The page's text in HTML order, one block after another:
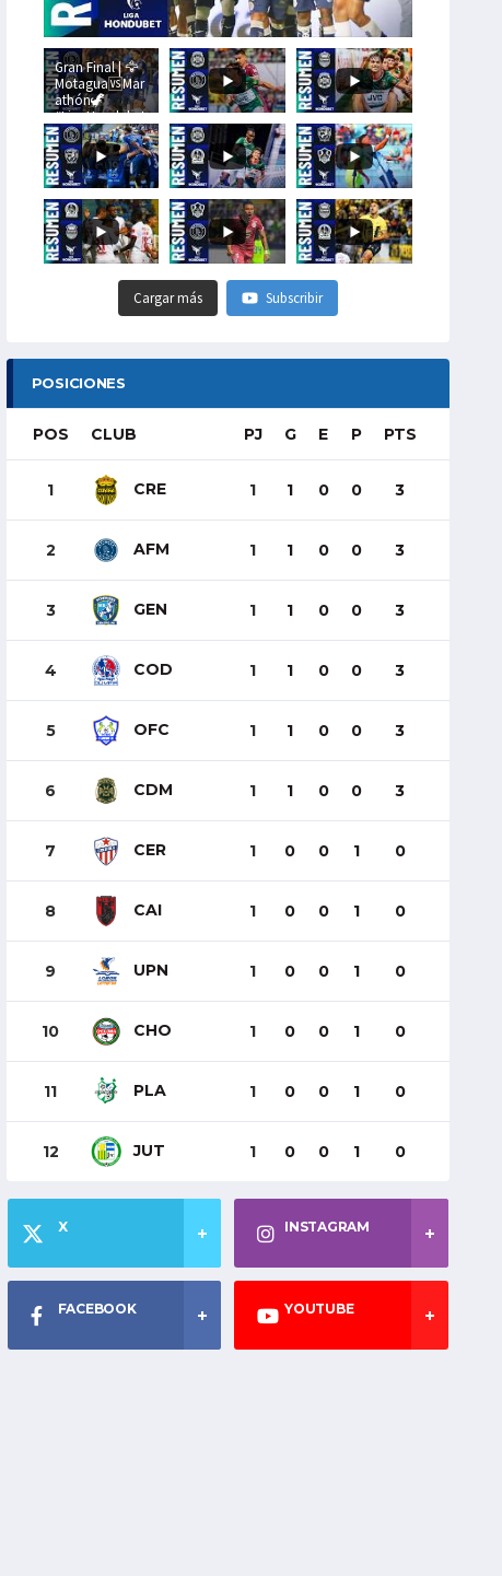
Gran Final | 🦅
Motagua🆚Mar
athón🦖
#LigaHondubet
Cargar más Subscribir
POSICIONES
POS CLUB PJ G E P PTS
1 CRE 1 1 0 0 3
2 AFM 1 1 0 0 3
3 GEN 1 1 0 0 3
4 COD 1 1 0 0 3
5 OFC 1 1 0 0 3
6 CDM 1 1 0 0 3
7 CER 1 0 0 1 0
8 CAI 1 0 0 1 0
9 UPN 1 0 0 1 0
10 CHO 1 0 0 1 0
11 PLA 1 0 0 1 0
12 JUT 1 0 0 1 0
X INSTAGRAM
FACEBOOK YOUTUBE